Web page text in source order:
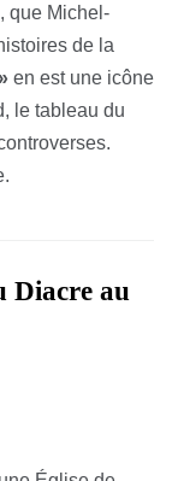
que Michel-
de la
en est une icône
le tableau du
Diacre au